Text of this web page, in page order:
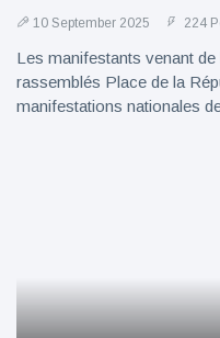
10 September 2025 224
Les manifestants venant
rassemblés Place de la
manifestations nationales